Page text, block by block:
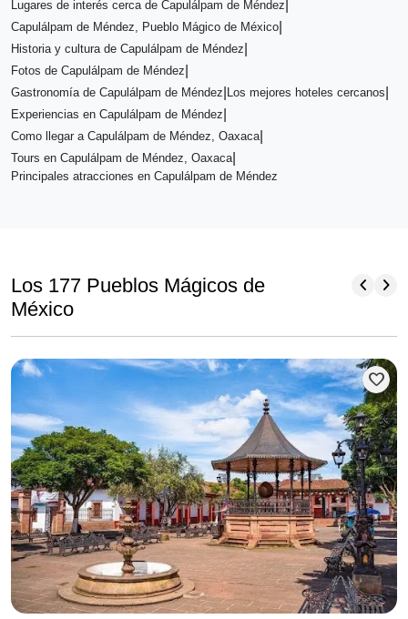
Lugares de interés cerca de Capulálpam de Méndez
Capulálpam de Méndez, Pueblo Mágico de México
Historia y cultura de Capulálpam de Méndez
Fotos de Capulálpam de Méndez
Gastronomía de Capulálpam de Méndez Los mejores hoteles cercanos
Experiencias en Capulálpam de Méndez
Como llegar a Capulálpam de Méndez, Oaxaca|
Tours en Capulálpam de Méndez, Oaxaca|
Principales atracciones en Capulálpam de Méndez
Los 177 Pueblos Mágicos de
México
chevron_left chevron_right
favorite